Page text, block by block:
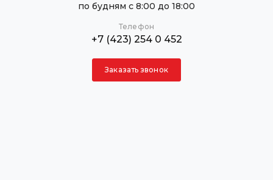
по будням с 8:00 до 18:00
Телефон
+7 (423) 254 0 452
Заказать звонок